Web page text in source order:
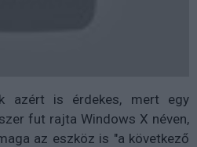
azért is érdekes, mert egy
fut rajta Windows X néven,
az eszköz is "a következő